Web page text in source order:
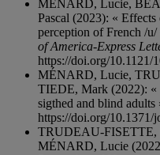
MÉNARD, Lucie,
Pascal (2023): «
perception of French /u/
of America-Express
https://doi.org/10.1121/
MÉNARD, Lucie,
TIEDE, Mark (2022): «
sigthed and blind adults
https://doi.org/10.1371/
TRUDEAU-FISETTE,
MÉNARD, Lucie